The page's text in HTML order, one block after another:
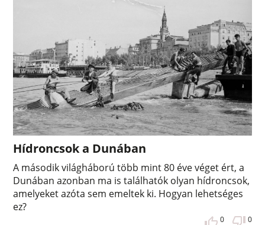
Hídroncsok a Dunában
A második világháború több mint 80 éve véget ért, a
Dunában azonban ma is találhatók olyan hídroncsok,
amelyeket azóta sem emeltek ki. Hogyan lehetséges
ez?
0 0